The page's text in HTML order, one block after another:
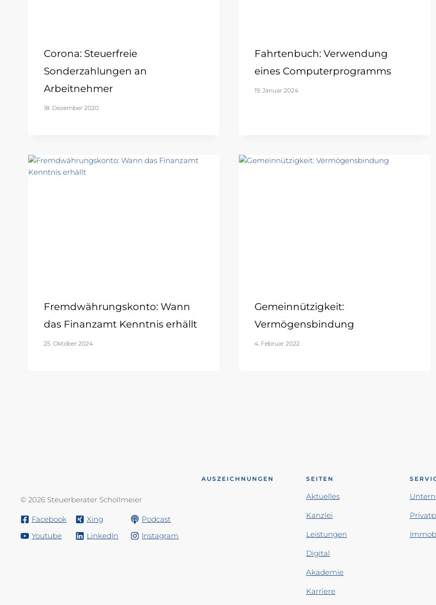
Corona: Steuerfreie
Sonderzahlungen an
Arbeitnehmer
18. Dezember 2020
Fahrtenbuch: Verwendung
eines Computerprogramms
19. Januar 2024
Fremdwährungskonto: Wann
das Finanzamt Kenntnis erhällt
25. Oktober 2024
Gemeinnützigkeit:
Vermögensbindung
4. Februar 2022
© 2026 Steuerberater Schollmeier
Facebook Xing
Podcast
Youtube
LinkedIn Instagram
AUSZEICHNUNGEN SEITEN
Aktuelles
Kanzlei
Leistungen
Digital
Akademie
Karriere